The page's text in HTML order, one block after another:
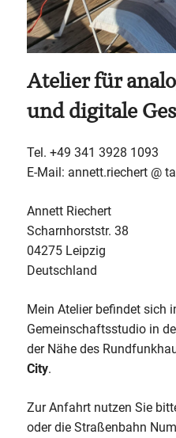
Atelier für
und digitale
Tel. +49 341 3928 1093
E-Mail: annett.riechert @
Annett Riechert
Scharnhorst­str. 38
04275 Leipzig
Deutschland
Mein Atelier befindet sich
Gemeinschaftsstudio in
der Nähe des
City.
Zur Anfahrt nutzen Sie
oder die Straßenbahn